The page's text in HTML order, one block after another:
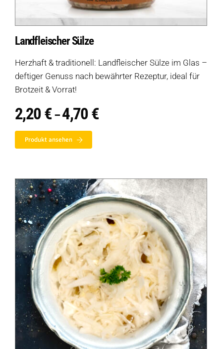
Landfleischer Sülze
Herzhaft & traditionell: Landfleischer Sülze im Glas –
deftiger Genuss nach bewährter Rezeptur, ideal für
Brotzeit & Vorrat!
2,20€ –4,70€Preisspanne:
2,20 €
Produkt ansehen